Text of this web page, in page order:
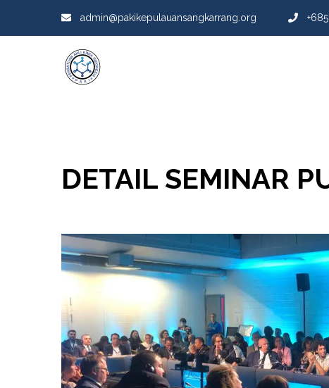
admin@pakikepulauansangkarrang.org
DETAIL SEMINAR